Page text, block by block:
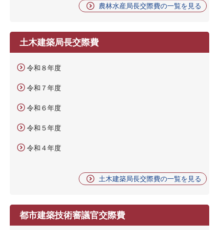
農林水産局長交際費の一覧を見る
土木建築局長交際費
令和８年度
令和７年度
令和６年度
令和５年度
令和４年度
土木建築局長交際費の一覧を見る
都市建築技術審議官交際費